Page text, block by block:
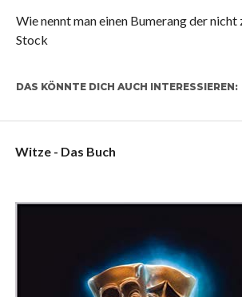
Wie nennt man einen Bumerang der
Stock
DAS KÖNNTE DICH AUCH INTERESSIEREN:
Witze - Das Buch